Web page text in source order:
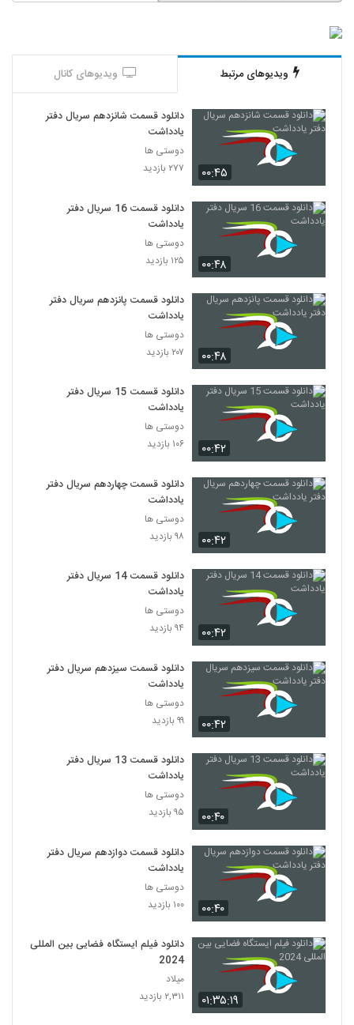
ویدیوهای مرتبط ویدیوهای کانال
۰۰:۴۵
دانلود قسمت شانزدهم سریال دفتر
یادداشت
دوستی ها
۲۷۷ بازدید
۰۰:۴۸
دانلود قسمت 16 سریال دفتر
یادداشت
دوستی ها
۱۲۵ بازدید
۰۰:۴۸
دانلود قسمت پانزدهم سریال دفتر
یادداشت
دوستی ها
۲۰۷ بازدید
۰۰:۴۲
دانلود قسمت 15 سریال دفتر
یادداشت
دوستی ها
۱۰۶ بازدید
۰۰:۴۲
دانلود قسمت چهاردهم سریال دفتر
یادداشت
دوستی ها
۹۸ بازدید
۰۰:۴۲
دانلود قسمت 14 سریال دفتر
یادداشت
دوستی ها
۹۴ بازدید
۰۰:۴۲
دانلود قسمت سیزدهم سریال دفتر
یادداشت
دوستی ها
۹۹ بازدید
۰۰:۴۰
دانلود قسمت 13 سریال دفتر
یادداشت
دوستی ها
۹۵ بازدید
۰۰:۴۰
دانلود قسمت دوازدهم سریال دفتر
یادداشت
دوستی ها
۱۰۰ بازدید
۰۱:۳۵:۱۹
دانلود فیلم ایستگاه فضایی بین المللی
2024
میلاد
۲,۳۱۱ بازدید